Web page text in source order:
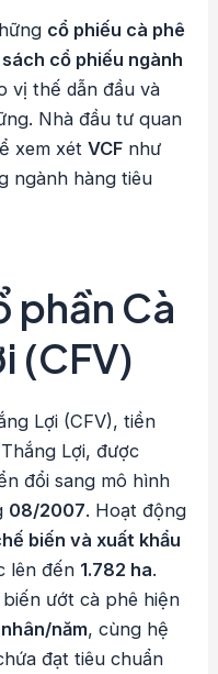
cổ phiếu cà phê
cổ phiếu ngành
vị thế dẫn đầu và
Nhà đầu tư quan
xem xétVCF như
ngành hàng tiêu
phần Cà
(CFV)
Lợi (CFV), tiền
Lợi, được
đổi sang mô hình
08/2007. Hoạt động
biến và xuất khẩu
lên đến 1.782 ha.
ướt cà phê hiện
năm, cùng hệ
đạt tiêu chuẩn